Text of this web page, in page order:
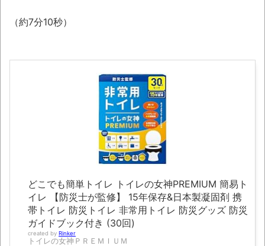
わずか３センチ！ 極小カブトムシ発見
別にどこの誰が一日何時間睡眠だろうがど
うでもいいじゃないですか
8月26日にリメイク完結編「FF7リベレーシ
ョン」の新映像が公開！欧州gamescom 2026
凡庸な悪
お前らの身体の悩み教えてくれ
「アメリカのヤンキーがアジア人にケンカ
を売った結果ｗｗｗ」 ほか
（約7分10秒）
どこでも簡単トイレ トイレの女神PREMIUM 簡易ト
イレ 【防災士が監修】 15年保存&日本製凝固剤 携
帯トイレ 防災トイレ 非常用トイレ 防災グッズ 防災
ガイドブック付き (30回)
created by Rinker
トイレの女神ＰＲＥＭＩＵＭ